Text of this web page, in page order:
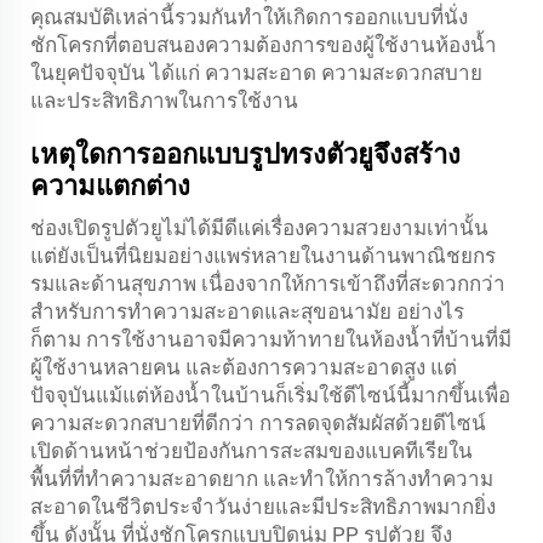
คุณสมบัติเหล่านี้รวมกันทำให้เกิดการออกแบบที่นั่ง
ชักโครกที่ตอบสนองความต้องการของผู้ใช้งานห้องน้ำ
ในยุคปัจจุบัน ได้แก่ ความสะอาด ความสะดวกสบาย
และประสิทธิภาพในการใช้งาน
เหตุใดการออกแบบรูปทรงตัวยูจึงสร้าง
ความแตกต่าง
ช่องเปิดรูปตัวยูไม่ได้มีดีแค่เรื่องความสวยงามเท่านั้น
แต่ยังเป็นที่นิยมอย่างแพร่หลายในงานด้านพาณิชยกร
รมและด้านสุขภาพ เนื่องจากให้การเข้าถึงที่สะดวกกว่า
สำหรับการทำความสะอาดและสุขอนามัย อย่างไร
ก็ตาม การใช้งานอาจมีความท้าทายในห้องน้ำที่บ้านที่มี
ผู้ใช้งานหลายคน และต้องการความสะอาดสูง แต่
ปัจจุบันแม้แต่ห้องน้ำในบ้านก็เริ่มใช้ดีไซน์นี้มากขึ้นเพื่อ
ความสะดวกสบายที่ดีกว่า การลดจุดสัมผัสด้วยดีไซน์
เปิดด้านหน้าช่วยป้องกันการสะสมของแบคทีเรียใน
พื้นที่ที่ทำความสะอาดยาก และทำให้การล้างทำความ
สะอาดในชีวิตประจำวันง่ายและมีประสิทธิภาพมากยิ่ง
ขึ้น ดังนั้น ที่นั่งชักโครกแบบปิดนุ่ม PP รูปตัวยู จึง